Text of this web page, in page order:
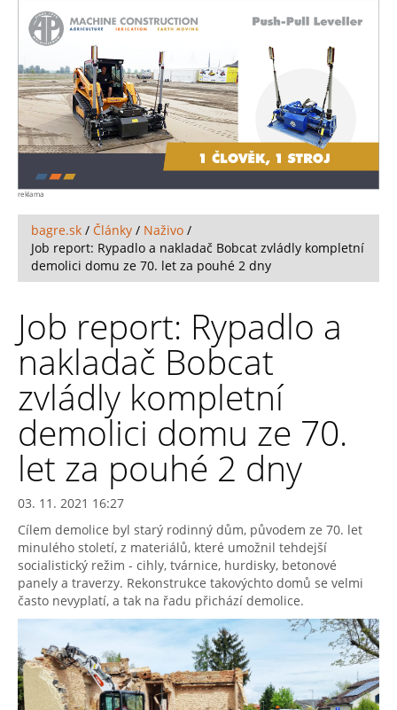
reklama
bagre.sk / Články / Naživo /
Job report: Rypadlo a nakladač Bobcat zvládly kompletní
demolici domu ze 70. let za pouhé 2 dny
Job report: Rypadlo a
nakladač Bobcat
zvládly kompletní
demolici domu ze 70.
let za pouhé 2 dny
03. 11. 2021 16:27
Cílem demolice byl starý rodinný dům, původem ze 70. let
minulého století, z materiálů, které umožnil tehdejší
socialistický režim - cihly, tvárnice, hurdisky, betonové
panely a traverzy. Rekonstrukce takovýchto domů se velmi
často nevyplatí, a tak na řadu přichází demolice.